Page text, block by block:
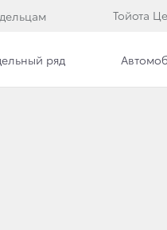
Тойота
ряд